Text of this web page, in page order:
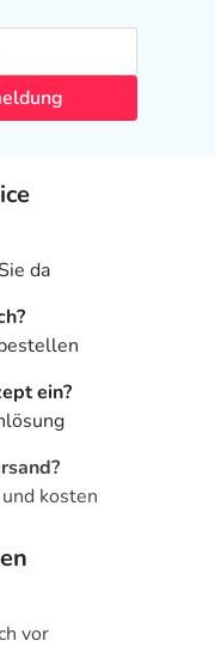
angewendet
auf die Brust
Ihrem Arzt oder
kann höher sein,
einer
Hautatrophie)
da
ein?
kosten
vor